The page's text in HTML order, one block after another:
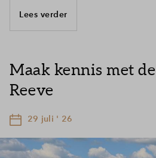
Lees verder
Maak kennis met
Reeve
29 juli ' 26